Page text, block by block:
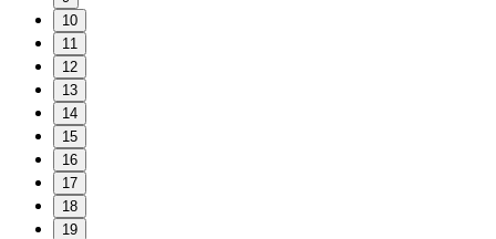
10
11
12
13
14
15
16
17
18
19